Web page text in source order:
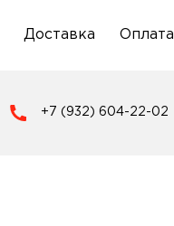
Доставка Оплата
+7 (932) 604-22-02